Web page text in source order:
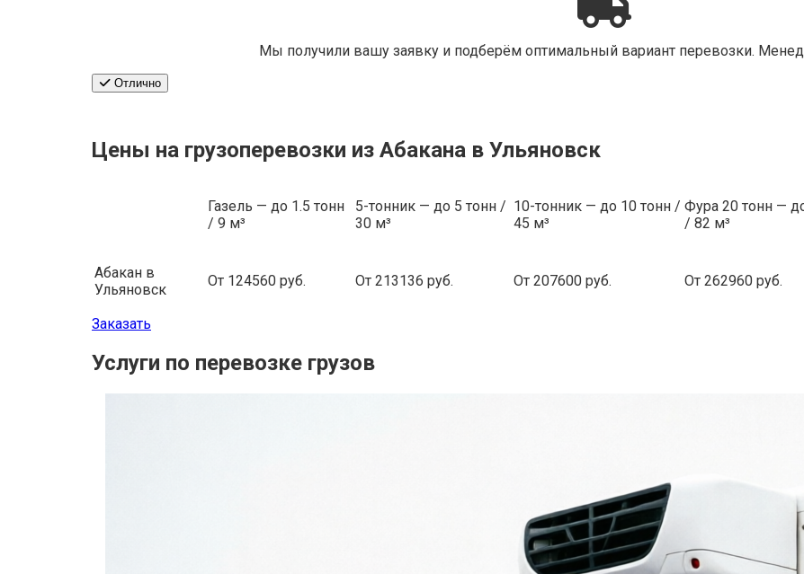
Мы получили вашу заявку и подберём оптимальный вариант перевозки.
Отлично
Цены на грузоперевозки из Абакана в Ульяновск
Газель — до 1.5 тонн
/ 9 м³
5-тонник — до 5 тонн /
30 м³
10-тонник — до 10 тонн /
45 м³
Фура 20 тонн —
/ 82 м³
Абакан в
Ульяновск
От 124560 руб. От 213136 руб. От 207600 руб. От 262960 руб.
Заказать
Услуги по перевозке грузов